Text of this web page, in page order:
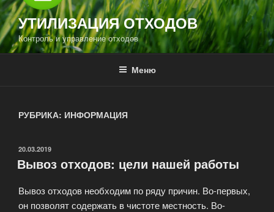
УТИЛИЗАЦИЯ ОТХОДОВ
Контроль и управление отходов
Меню
РУБРИКА: ИНФОРМАЦИЯ
ОПУБЛИКОВАНО
20.03.2019
Вывоз отходов: цели нашей работы
Вывоз отходов необходим по ряду причин. Во-первых,
он позволят содержать в чистоте местность. Во-